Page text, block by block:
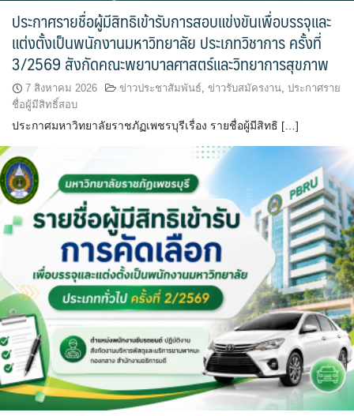
ประกาศรายชื่อผู้มีสิทธิเข้ารับการสอบแข่งขันเพื่อบรรจุและ
แต่งตั้งเป็นพนักงานมหาวิทยาลัย ประเภทวิชาการ ครั้งที่
3/2569 สังกัดคณะพยาบาลศาสตร์และวิทยาการสุขภาพ
7 สิงหาคม 2026 ข่าวประชาสัมพันธ์, ข่าวรับสมัครงาน, ประกาศราย
ชื่อผู้มีสิทธิ์สอบ
ประกาศมหาวิทยาลัยราชภัฏเพชรบุรีเรื่อง รายชื่อผู้มีสิทธิ […]